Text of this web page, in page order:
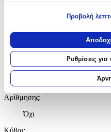
Να συλλέξουμε
σας τοποθεσία, οι οποίες
απόσταση μερικών μέτρων
Να αναγνωρίσουμε τη
για συγκεκριμένα
Μάθετε περισσότερα σχετικά
προσωπικών σας δεδομένων και
ανακαλέσετε τη συγκατάθεσή
Προβολή
Ρυθμίσεις
Bristles:
Όχι
Εκπαιδευτικά
Αρίθμησης:
Όχι
Κύβοι: